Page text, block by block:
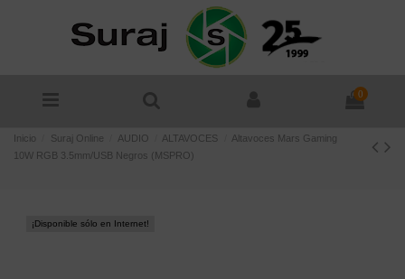
0
Inicio Suraj Online AUDIO ALTAVOCES
Altavoces Mars Gaming
10W RGB 3.5mm/USB Negros (MSPRO)
¡Disponible sólo en Internet!